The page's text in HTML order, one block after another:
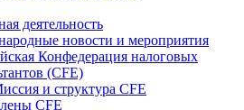
деятельность
новости и мероприятия
Конфедерация налоговых
(CFE)
и структура CFE
CFE